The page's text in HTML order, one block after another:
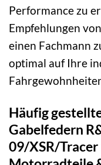
Performance zu
Empfehlungen
einen Fachmann
optimal auf Ihre
Häufig
Gabelfedern
09/XSR/